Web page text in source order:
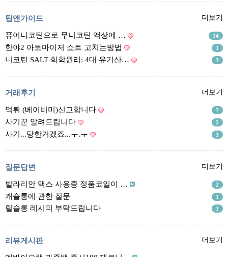
팁앤가이드
레시피계산기
업체
업체게시판
모더게시판
제휴업체
트레이드
판매
구매
거래후기
즐겨찾기
팁앤가이드 더보기
퓨어니코틴으로 무니코틴 액상에 … 14
한야2 아토마이저 쇼트 고치는방법 1
니코틴 SALT 화학원리: 4대 유기산… 3
거래후기 더보기
먹튀 (베이비미)신고합니다 7
사기꾼 알려드립니다 2
사기...당한거겠죠...ㅜ.ㅜ 3
질문답변 더보기
발라리안 맥스 사용중 정품코일이 … 2
캐슬롱에 관한 질문 1
릴슬롱 레시피 부탁드립니다 1
리뷰게시판 더보기